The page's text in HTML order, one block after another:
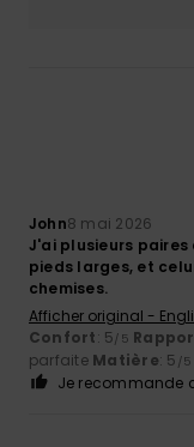
John8 mai 2026
J'ai plusieurs paires
pieds larges, et
chemises.
Afficher original -
Confort: 5/5
parfaite Matière: 5 /5
Je recommande